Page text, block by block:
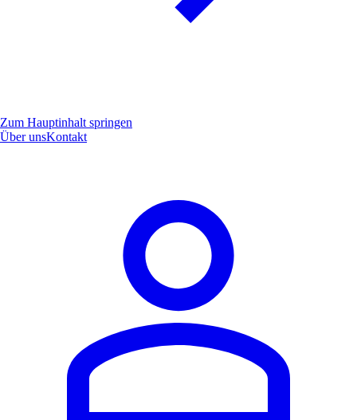
Zum Hauptinhalt springen
Über unsKontakt